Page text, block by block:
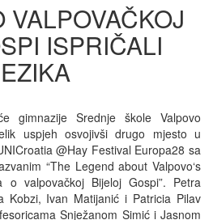
ISPRIČALI
gimnazije Srednje škole Valpovo
uspjeh osvojivši drugo mjesto u
@Hay Festival Europa28 sa
“The Legend about Valpovo‘s
o valpovačkoj Bijeloj Gospi”. Petra
Kobzi, Ivan Matijanić i Patricia Pilav
Snježanom Simić i Jasnom